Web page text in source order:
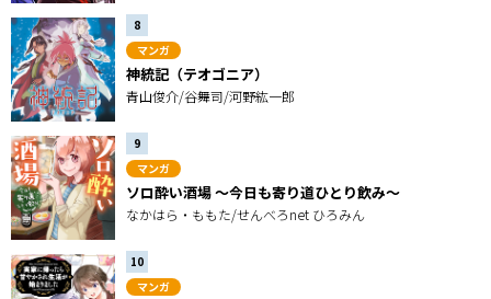
マンガ
神統記（テオゴニア）
青山俊介/谷舞司/河野紘一郎
マンガ
ソロ酔い酒場 〜今日も寄り道ひとり飲み〜
なかはら・ももた/せんべろnet ひろみん
マンガ